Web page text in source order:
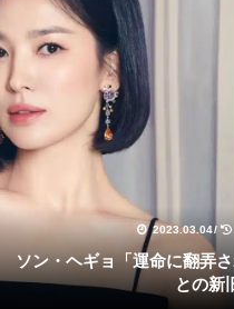
2023.03.04/
ソン・ヘギョ「運命に翻弄される教師役」を再び？ハン・ソヒ
との新